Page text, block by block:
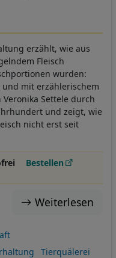
erzählt, wie aus
Fleisch
wurden:
mit erzählerischem
Settele durch
und zeigt, wie
nicht erst seit
Bestellen
Weiterlesen
Tierquälerei